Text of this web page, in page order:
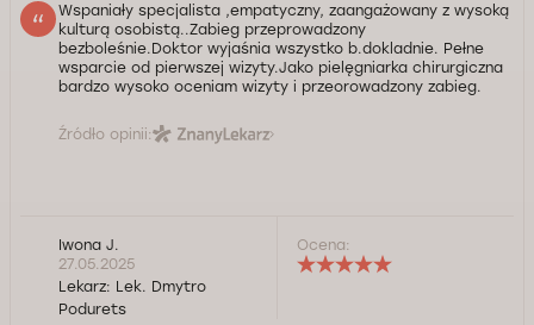
Wspaniały specjalista ,empatyczny, zaangażowany z wysoką
kulturą osobistą..Zabieg przeprowadzony
bezboleśnie.Doktor wyjaśnia wszystko b.dokladnie. Pełne
wsparcie od pierwszej wizyty.Jako pielęgniarka chirurgiczna
bardzo wysoko oceniam wizyty i przeorowadzony zabieg.
Źródło opinii:
Iwona J.
27.05.2025
Lekarz: Lek. Dmytro
Podurets
Ocena: